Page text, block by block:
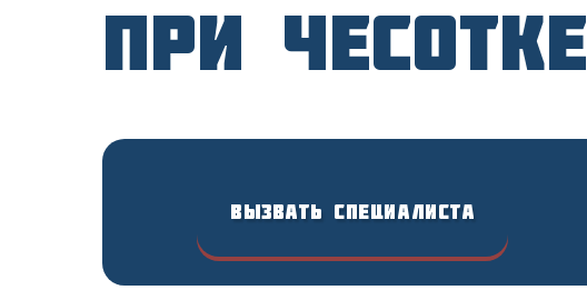
при чесотке
Вызвать специалиста